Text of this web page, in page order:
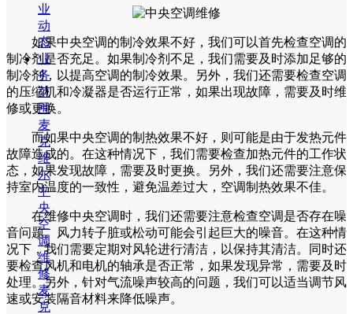
业
动
态
业
务
范
围
麦
克
维
尔
中
央
空
调
维
修
麦
克
如果中央空调的制冷效果不好，我们可以首先检查空调的
制冷剂是否充足。如果制冷剂不足，我们需要及时添加足够的
制冷剂，以提高空调的制冷效果。另外，我们还需要检查空调
的压缩机和冷凝器是否运行正常，如果出现故障，需要及时维
修或更换。
而如果中央空调的制热效果不好，则可能是由于发热元件
故障造成的。在这种情况下，我们需要检查加热元件的工作状
态，如果发现故障，需要及时更换。另外，我们还需要注意保
持室内温度的一致性，避免温差过大，空调制热效果不佳。
在维修中央空调时，我们还需要注意检查空调是否存在噪
音问题。风力转子脏或松动可能会引起巨大的噪音。在这种情
况下，我们需要定期对风轮进行清洁，以保持其清洁。同时还
要检查风机和电机的轴承是否正常，如果发现异常，需要及时
处理。另外，针对气流噪声较高的问题，我们可以适当调节风
速或安装隔音材料来降低噪声。